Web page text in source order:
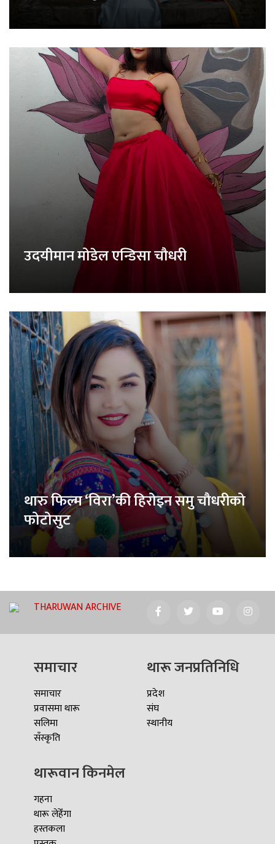
उदयीमान मोडेल एन्डिसा चौधरी
थारु फिल्म ‘विरा’की हिरोइन समु चौधरीको
फोटोसुट
THARUWAN ARCHIVE
समाचार
समाचार
प्रवासमा थारू
सलिमा
सँस्कृति
थारू जनप्रतिनिधि
प्रदेश
संघ
स्थानीय
थारूवान किनमेल
गहना
थारू लेहेँगा
हस्तकला